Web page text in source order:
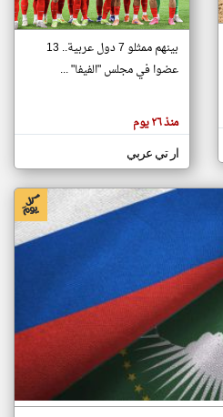
تغيير الدولة
اخبار جزر القمر على مدار الساعة
أهم اخبار جزر القمر العاجلة والمباشرة
بينهم ممثلو 7 دول عربية.. 13
عضوا في مجلس "الفيفا" ...
منذ ٢٦ يوم
ار تي عربي
klyoum.com